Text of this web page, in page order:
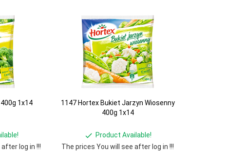
1x14
log in !!!
1147 Hortex Bukiet Jarzyn Wiosenny
400g 1x14
Product Available!
The prices You will see after log in !!!